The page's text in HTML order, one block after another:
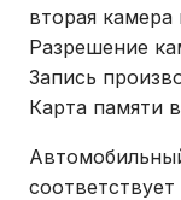
вторая камера
Разрешение
Запись
Карта памяти